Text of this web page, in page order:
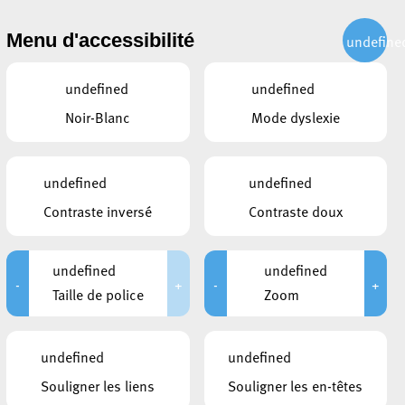
ACTUALITÉS PUBLICATIONS CONTACT
LIENS
Menu d'accessibilité
undefined
Noir-Blanc
undefined
Mode dyslexie
undefined
Contraste inversé
undefined
Contraste doux
-
undefined
Taille de police
+ -
undefined
Zoom
+
undefined
Souligner les liens
undefined
Souligner les en-têtes